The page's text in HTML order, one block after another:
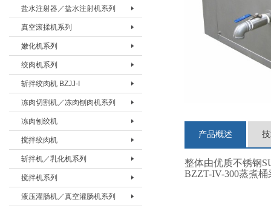
盐水配置机BPZJ-80
盐水配置机BPZJ-200
盐水配置机BPZJ-600
盐水注射器／盐水注射机系列
盐水注射器BZSQ-I
盐水注射器BZSQ-II
盐水注射机BZSJ-12
盐水注射机BZSJ-20
盐水注射机BZSJ-52
盐水注射机 BZSJ-30H
真空滚揉机系列
真空搅拌按摩机 BAMJ-60L
真空搅拌按摩机 BAMJ-125L
真空搅拌按摩机 BAMJ-280L
真空滚揉机BVRJ-40
真空滚揉机BVRJ-150
真空滚揉机BVRJ-280
真空滚揉机BVRJ-350
真空滚揉机BVRJ-500
真空滚揉机BVRJ-750
嫩化机系列
嫩化机BNHJ-I
嫩化机BNHJ-II
嫩化机BNHJ-III
绞肉机系列
绞肉机BJRJ-82
绞肉机BJRJ-98A
绞肉机BJRJ-98B
绞肉机BJRJ-130
绞肉机BJRJ-160A
绞肉机BJRJ-160B
绞肉机BJRJ-200A
斩拌绞肉机 BZJJ-I
斩拌绞肉机BJZJ-40
冻肉切割机／冻肉刨肉机系列
冻肉切割机BDQJ-I
冻肉刨肉机BBRJ-II
冻肉刨绞机
冻肉刨绞机 BBJJ-130
冻肉刨绞机BBJJ-200
搅拌绞肉机
搅拌绞肉机BBJJ-80
搅拌绞肉机BBJJ-180
斩拌机／乳化机系列
斩拌机BZBJ-20
斩拌机BZBJ-40
搅拌机系列
搅拌机BJBJ-60F
液压灌肠机／真空灌肠机系列
产品概述
整体由优质不锈钢
BZZT-IV-300蒸煮